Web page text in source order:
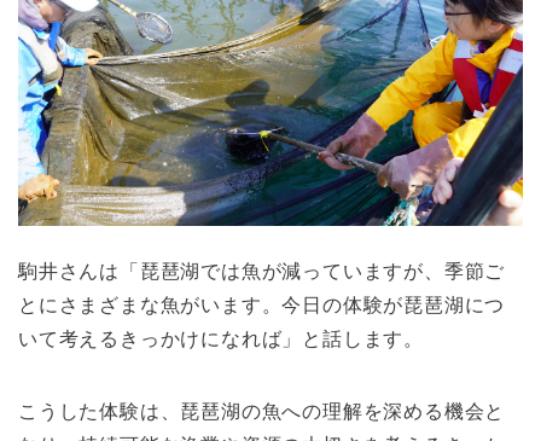
駒井さんは「琵琶湖では魚が減っていますが、季節ご
とにさまざまな魚がいます。今日の体験が琵琶湖につ
いて考えるきっかけになれば」と話します。
こうした体験は、琵琶湖の魚への理解を深める機会と